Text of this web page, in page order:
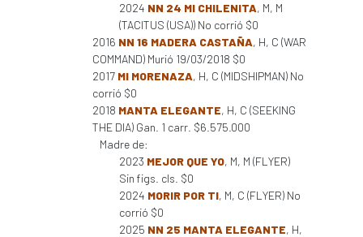
2024 NN 24 MI CHILENITA, M, M
(TACITUS (USA)) No corrió $0
2016 NN 16 MADERA CASTAÑA, H, C (WAR
COMMAND) Murió 19/03/2018 $0
2017 MI MORENAZA, H, C (MIDSHIPMAN) No
corrió $0
2018 MANTA ELEGANTE, H, C (SEEKING
THE DIA) Gan. 1 carr. $6.575.000
Madre de:
2023 MEJOR QUE YO, M, M (FLYER)
Sin figs. cls. $0
2024 MORIR POR TI, M, C (FLYER) No
corrió $0
2025 NN 25 MANTA ELEGANTE, H,